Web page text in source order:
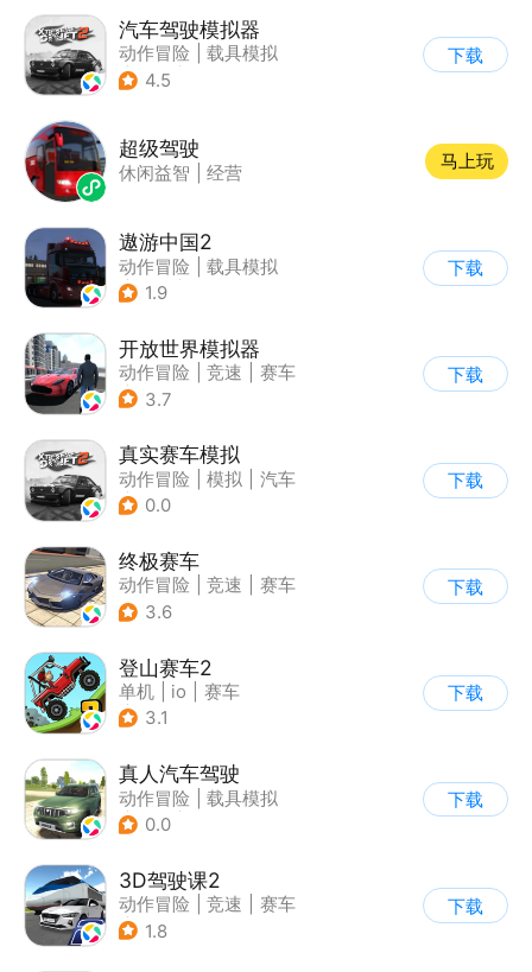
汽车驾驶模拟器
动作冒险
载具模拟
| 汽车
4.5
下载
超级驾驶
休闲益智 经营
马上玩
遨游中国2
动作冒险
载具模拟
| 汽车
1.9
下载
开放世界模拟器
动作冒险 竞速
赛车
| 开放世界
3.7
下载
真实赛车模拟
动作冒险 模拟
汽车
| 漂移
0.0
下载
终极赛车
动作冒险 竞速
赛车
3.6
下载
登山赛车2
单机 io
赛车
| 欧美风
3.1
下载
真人汽车驾驶
动作冒险
载具模拟
| 汽车
0.0
下载
3D驾驶课2
动作冒险 竞速
赛车
| 写实
1.8
下载